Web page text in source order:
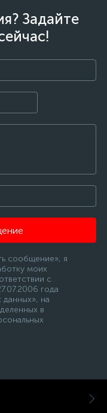
Задайте
сообщение», я
моих
с
года
на
в